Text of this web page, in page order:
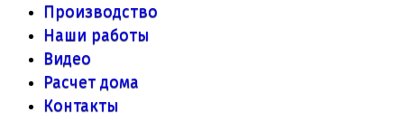
Производство
Наши работы
Видео
Расчет дома
Контакты